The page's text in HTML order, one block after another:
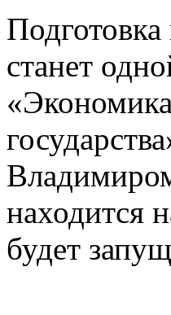
станет
находится
будет